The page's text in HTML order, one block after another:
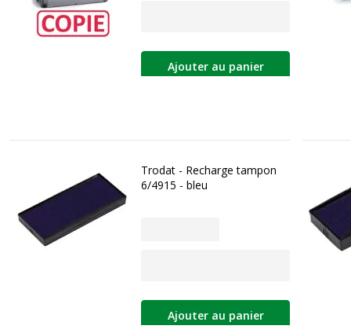
Ajouter au panier
Trodat - Recharge tampon
6/4915 - bleu
Ajouter au panier